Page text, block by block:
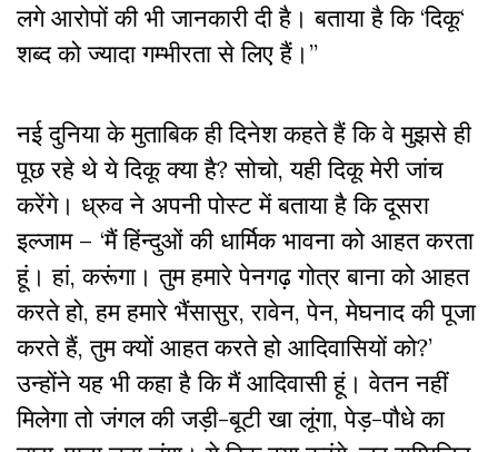
लगे आरोपों की भी जानकारी दी है। बताया है कि ‘दिकू‘
शब्द को ज्यादा गम्भीरता से लिए हैं।”
नई दुनिया के मुताबिक ही दिनेश कहते हैं कि वे मुझसे ही
पूछ रहे थे ये दिकू क्या है?सोचो,यही दिकू मेरी जांच
करेंगे। ध्रुव ने अपनी पोस्ट में बताया है कि दूसरा
इल्जाम – ‘मैं हिंन्दुओं की धार्मिक भावना को आहत करता
हूं। हां,करूंगा। तुम हमारे पेनगढ़ गोत्र बाना को आहत
करते हो,हम हमारे भैंसासुर, रावेन, पेन, मेघनाद की पूजा
करते हैं,तुम क्यों आहत करते हो आदिवासियों को?’
उन्होंने यह भी कहा है कि मैं आदिवासी हूं। वेतन नहीं
मिलेगा तो जंगल की जड़ी-बूटी खा लूंगा,पेड़-पौधे का